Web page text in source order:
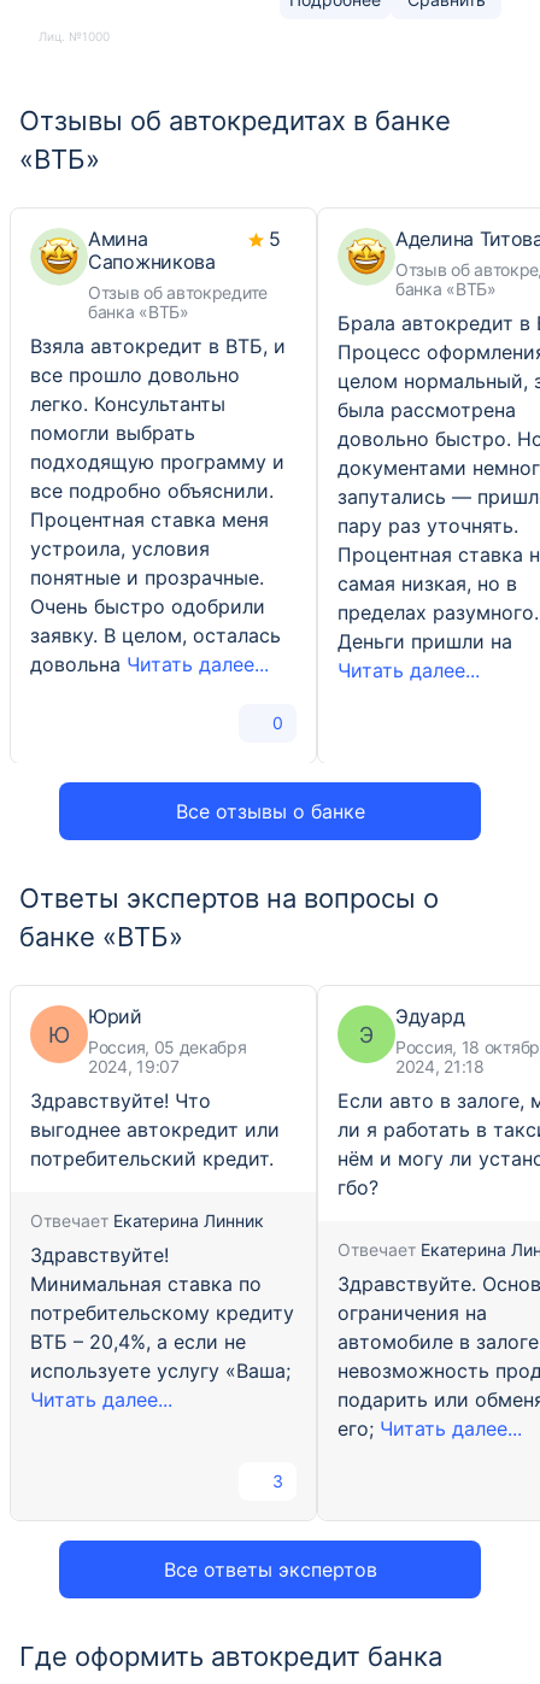
Лиц. №1000
Отзывы об автокредитах в банке
«ВТБ»
Все отзывы о банке
Амина
Сапожникова
Отзыв об автокредите
банка «ВТБ»
5
Взяла автокредит в ВТБ, и
все прошло довольно
легко. Консультанты
помогли выбрать
подходящую программу и
все подробно объяснили.
Процентная ставка меня
устроила, условия
понятные и прозрачные.
Очень быстро одобрили
заявку. В целом, осталась
довольна Читать далее...
0
Аделина
Отзыв об
банка «ВТБ»
Брала автокредит в
Процесс
целом нормальный,
была рассмотрена
довольно быстро.
документами
запутались —
пару раз уточнять.
Процентная ставка
самая низкая, но в
пределах разумного.
Деньги пришли на
Читать далее...
Ответы экспертов на вопросы о
банке «ВТБ»
Все ответы экспертов
Ю
Юрий
Россия, 05 декабря
2024, 19:07
Здравствуйте! Что
выгоднее автокредит или
потребительский кредит.
Отвечает Екатерина Линник
Здравствуйте!
Минимальная ставка по
потребительскому кредиту
ВТБ – 20,4%, а если не
используете услугу «Ваша;
Читать далее...
3
Э
Эдуард
Россия, 18
2024, 21:18
Если авто в залоге,
ли я работать в
нём и могу ли
гбо?
Отвечает Екатерина
Здравствуйте.
ограничения на
автомобиле в
невозможность
подарить или
его; Читать далее...
Где оформить автокредит банка